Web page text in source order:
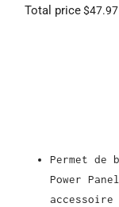
Total price$47.97
Permet de
Power